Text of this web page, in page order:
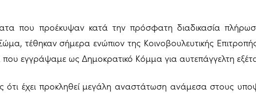
που προέκυψαν κατά την πρόσφατη διαδικασία
τέθηκαν σήμερα ενώπιον της Κοινοβουλευτικής
που εγγράψαμε ως Δημοκρατικό Κόμμα για αυτεπάγγελτη
ότι έχει προκληθεί μεγάλη αναστάτωση ανάμεσα στους